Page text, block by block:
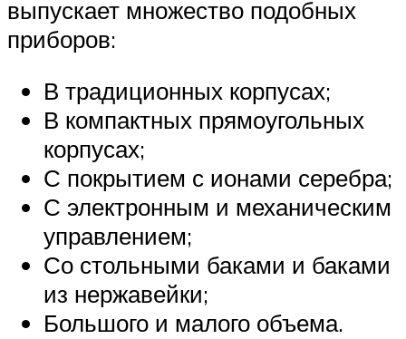
выпускает множество подобных
приборов:
В традиционных корпусах;
В компактных прямоугольных
корпусах;
С покрытием с ионами серебра;
С электронным и механическим
управлением;
Со стольными баками и баками
из нержавейки;
Большого и малого объема.